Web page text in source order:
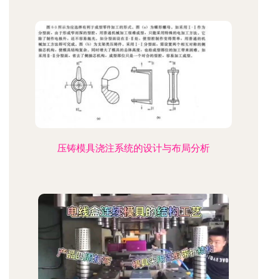
压铸模具浇注系统的设计与布局分析